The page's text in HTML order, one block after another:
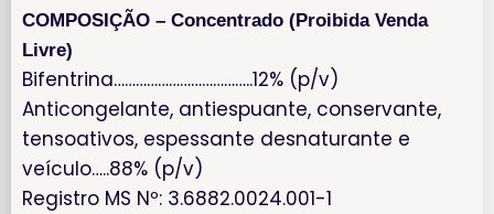
COMPOSIÇÃO – Concentrado (Proibida Venda
Livre)
Bifentrina………………………………..12% (p/v)
Anticongelante, antiespuante, conservante,
tensoativos, espessante desnaturante e
veículo…..88% (p/v)
Registro MS Nº: 3.6882.0024.001-1